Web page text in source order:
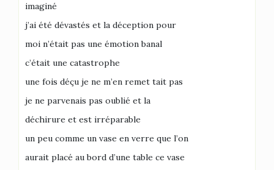
imaginé
j’ai été dévastés et la déception pour
moi n’était pas une émotion banal
c’était une catastrophe
une fois déçu je ne m’en remet tait pas
je ne parvenais pas oublié et la
déchirure et est irréparable
un peu comme un vase en verre que l’on
aurait placé au bord d’une table ce vase